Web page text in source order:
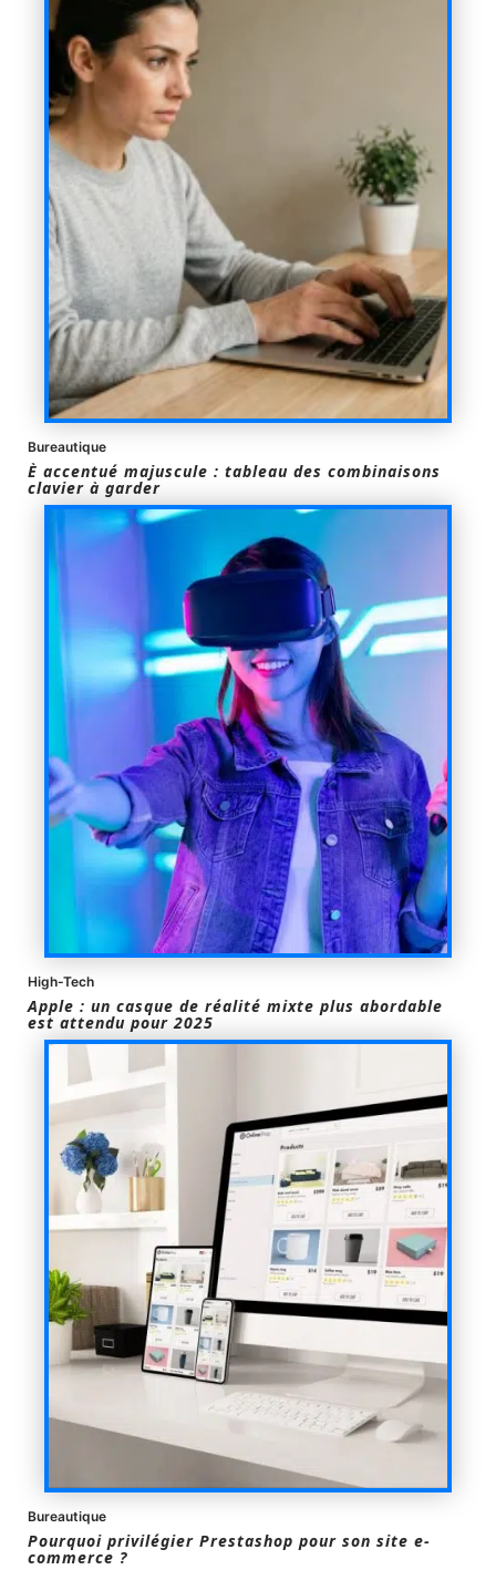
Bureautique
È accentué majuscule : tableau des combinaisons
clavier à garder
High-Tech
Apple : un casque de réalité mixte plus abordable
est attendu pour 2025
Bureautique
Pourquoi privilégier Prestashop pour son site e-
commerce ?